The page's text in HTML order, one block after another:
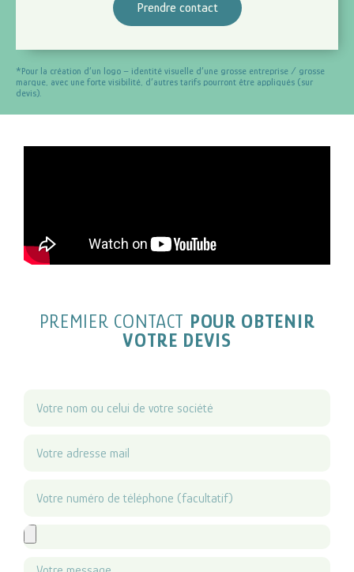
Prendre contact
*Pour la création d’un logo – identité visuelle d’une grosse entreprise / grosse
marque, avec une forte visibilité, d’autres tarifs pourront être appliqués (sur
devis).
PREMIER CONTACT POUR OBTENIR
VOTRE DEVIS